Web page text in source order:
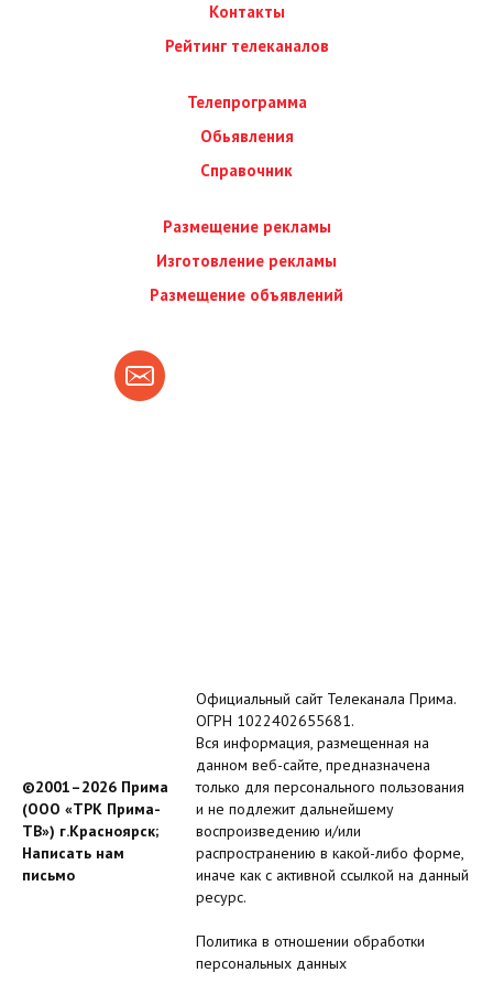
Контакты
Рейтинг телеканалов
Телепрограмма
Обьявления
Справочник
Размещение рекламы
Изготовление рекламы
Размещение объявлений
©2001–2026 Прима
(ООО «ТРК Прима-
ТВ») г.Красноярск;
Написать нам
письмо
Официальный сайт Телеканала Прима.
ОГРН 1022402655681.
Вся информация, размещенная на
данном веб-сайте, предназначена
только для персонального пользования
и не подлежит дальнейшему
воспроизведению и/или
распространению в какой-либо форме,
иначе как с активной ссылкой на данный
ресурс.
Политика в отношении обработки
персональных данных